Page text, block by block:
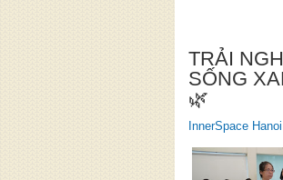
TRẢI
SỐNG
🌿
InnerSpace Hanoi